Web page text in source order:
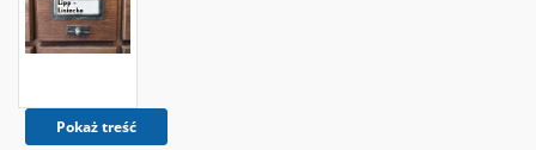
Pokaż treść